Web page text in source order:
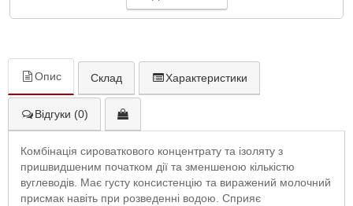
Опис Склад Характеристики
Відгуки (0)
Комбінація сироваткового концентрату та ізоляту з
пришвидшеним початком дії та зменшеною кількістю
вуглеводів. Має густу консистенцію та виражений молочний
присмак навіть при розведенні водою. Сприяє